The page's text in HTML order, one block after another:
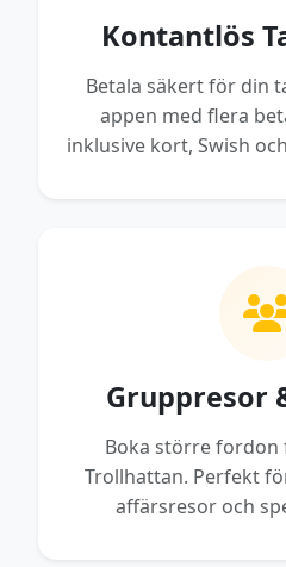
Kontantlös
Betala säkert för din
appen med flera
inklusive kort, Swish
Gruppresor
Boka större
Trollhattan. Perfekt
affärsresor och